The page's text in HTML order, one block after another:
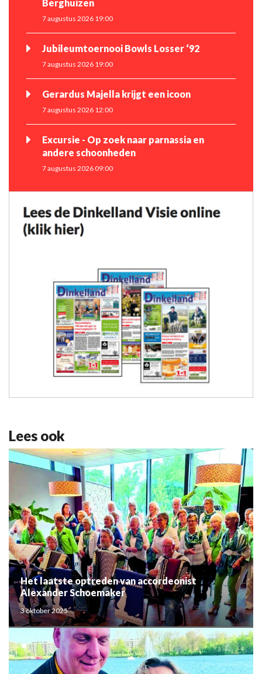
Berghuizen
7 augustus 2026 19:00
Jubileumtoernooi Bowls Losser ‘92
7 augustus 2026 19:00
Gerardus Majella krijgt een icoon
7 augustus 2026 12:00
Excursie - Op zoek naar parnassia en
andere schoonheden
7 augustus 2026 09:00
Lees ook
Het laatste optreden van accordeonist
Alexander Schoemaker
3 oktober 2025